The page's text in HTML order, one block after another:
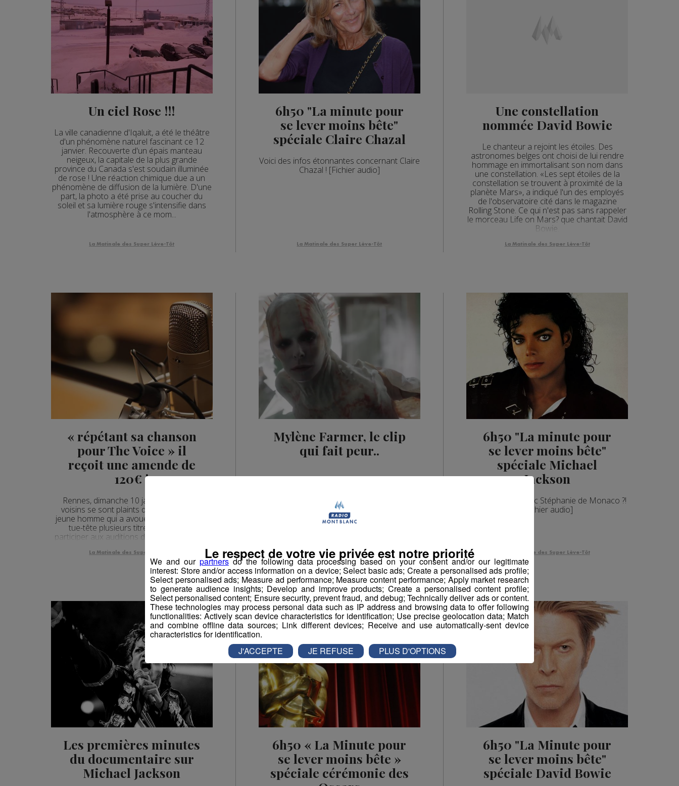
Un ciel Rose !!!
La ville canadienne d'Iqaluit, a été le théâtre
d'un phénomène naturel fascinant ce 12
janvier. Recouverte d'un épais manteau
neigeux, la capitale de la plus grande
province du Canada s'est soudain illuminée
de rose ! Une réaction chimique due a un
phénomène de diffusion de la lumière. D'une
part, la photo a été prise au coucher du
soleil et sa lumière rouge s'intensifie dans
l'atmosphère à ce mom...
La Matinale des Super Lève-Tôt
6h50 "La minute pour
se lever moins bête"
spéciale Claire Chazal
Voici des infos étonnantes concernant Claire
Chazal ! [Fichier audio]
La Matinale des Super Lève-Tôt
Une constellation
nommée David Bowie
Le chanteur a rejoint les étoiles. Des
astronomes belges ont choisi de lui rendre
hommage en immortalisant son nom dans
une constellation. «Les sept étoiles de la
constellation se trouvent à proximité de la
planète Mars», a indiqué l'un des employés
de l'observatoire cité dans le magazine
Rolling Stone. Ce qui n'est pas sans rappeler
le morceau Life on Mars? que chantait David
Bowie.
La Matinale des Super Lève-Tôt
« répétant sa chanson
pour The Voice » il
reçoit une amende de
120€ !
Rennes, dimanche 10 janvier: Plusieurs
voisins se sont plaints de la musique du
jeune homme qui a avoué « qu’il répétait à
tue-tête plusieurs titres de Coldplay
participer aux auditions de The Voice » ! lol
La Matinale des Super Lève-Tôt
Mylène Farmer, le clip
qui fait peur..
La Matinale des Super Lève-Tôt
6h50 "La minute pour
se lever moins bête"
spéciale Michael
Jackson
Il a fait un duo avec Stéphanie de Monaco ?!
[Fichier audio]
La Matinale des Super Lève-Tôt
Les premières minutes
du documentaire sur
Michael Jackson
6h50 « La Minute pour
se lever moins bête »
spéciale cérémonie des
6h50 "La Minute pour
se lever moins bête"
spéciale David Bowie
We and our partnersdo the following data processing based on your consent and/or our legitimate
interest: Store and/or access information on a device; Select basic ads; Create a personalised ads profile;
Select personalised ads; Measure ad performance; Measure content performance; Apply market research
to generate audience insights; Develop and improve products; Create a personalised content profile;
Select personalised content; Ensure security, prevent fraud, and debug; Technically deliver ads or content.
These technologies may process personal data such as IP address and browsing data to offer following
functionalities: Actively scan device characteristics for identification; Use precise geolocation data; Match
and combine offline data sources; Link different devices; Receive and use automatically-sent device
characteristics for identification.
Le respect de votre vie privée est notre priorité
J'ACCEPTE JE REFUSE PLUS D'OPTIONS